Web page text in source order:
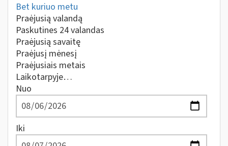
Bet kuriuo metu
Praėjusią valandą
Paskutines 24 valandas
Praėjusią savaitę
Praėjusį mėnesį
Praėjusiais metais
Laikotarpyje…
Nuo
Iki